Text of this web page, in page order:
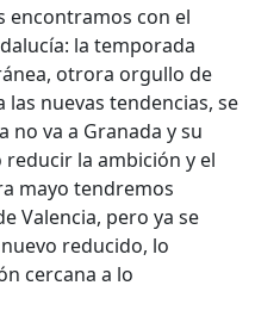
encontramos con el
la temporada
otrora orgullo de
las nuevas tendencias, se
no va a Granada y su
la ambición y el
mayo tendremos
Valencia, pero ya se
reducido, lo
cercana a lo